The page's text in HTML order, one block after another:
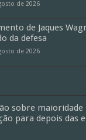
de 2026
de Jaques
da defesa
de 2026
sobre maioridade
para depois das